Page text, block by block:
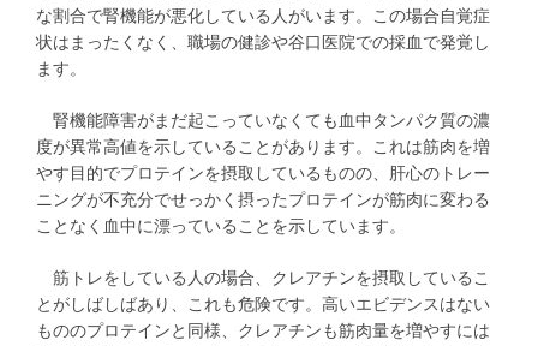
な割合で腎機能が悪化している人がいます。この場合自覚症
状はまったくなく、職場の健診や谷口医院での採血で発覚し
ます。
腎機能障害がまだ起こっていなくても血中タンパク質の濃
度が異常高値を示していることがあります。これは筋肉を増
やす目的でプロテインを摂取しているものの、肝心のトレー
ニングが不充分でせっかく摂ったプロテインが筋肉に変わる
ことなく血中に漂っていることを示しています。
筋トレをしている人の場合、クレアチンを摂取しているこ
とがしばしばあり、これも危険です。高いエビデンスはない
もののプロテインと同様、クレアチンも筋肉量を増やすには